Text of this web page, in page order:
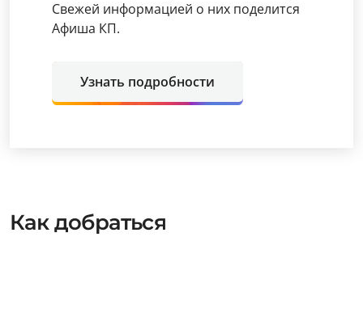
Свежей информацией о них поделится
Афиша КП.
Узнать подробности
Как добраться